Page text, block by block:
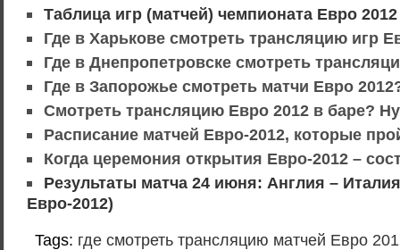
Таблица игр (матчей) чемпионата Евро 2012
Где в Харькове смотреть трансляцию игр
Где в Днепропетровске смотреть
Где в Запорожье смотреть матчи Евро
Смотреть трансляцию Евро 2012 в баре?
Расписание матчей Евро-2012, которые
Когда церемония открытия Евро-2012 –
Результаты матча 24 июня: Англия –
Евро-2012)
Tags: где смотреть трансляцию матчей Евро